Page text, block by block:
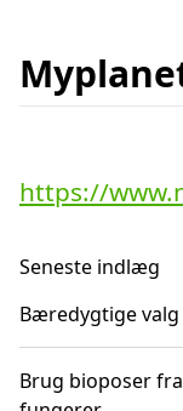
https://
Seneste indlæg
Bæredygtige
Brug bioposer